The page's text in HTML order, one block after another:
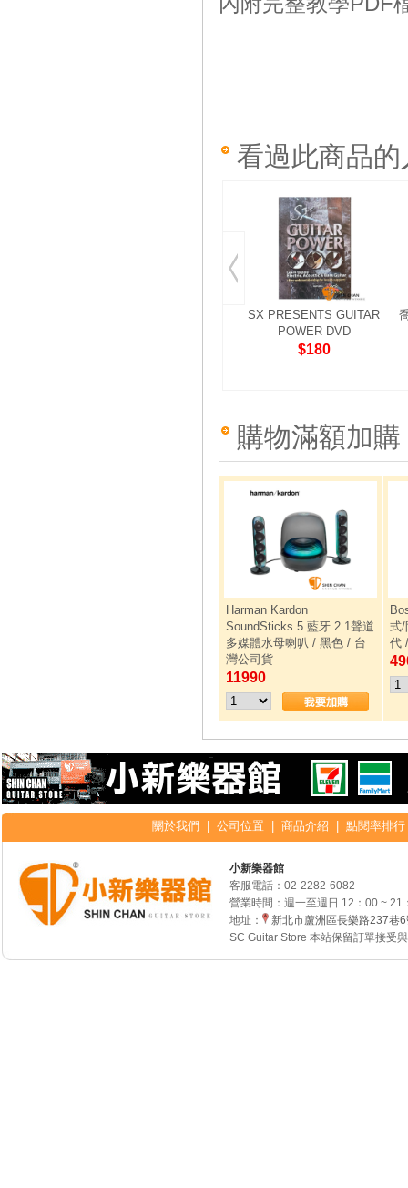
看過此商品
SX PRESENTS GUITAR
POWER DVD
$180
購物滿額加
Harman Kardon
SoundSticks 5 藍牙 2.1聲道
多媒體水母喇叭 / 黑色 / 台
灣公司貨
11990
式/
代
關於我們 公司位置 商品介紹 點閱率排行
小新樂器館
客服電話： 02-2282-6082
營業時間：週一至週日 12：00 ~ 21
地址：
新北市蘆洲區長樂路237巷
SC Guitar Store 本站保留訂單接受